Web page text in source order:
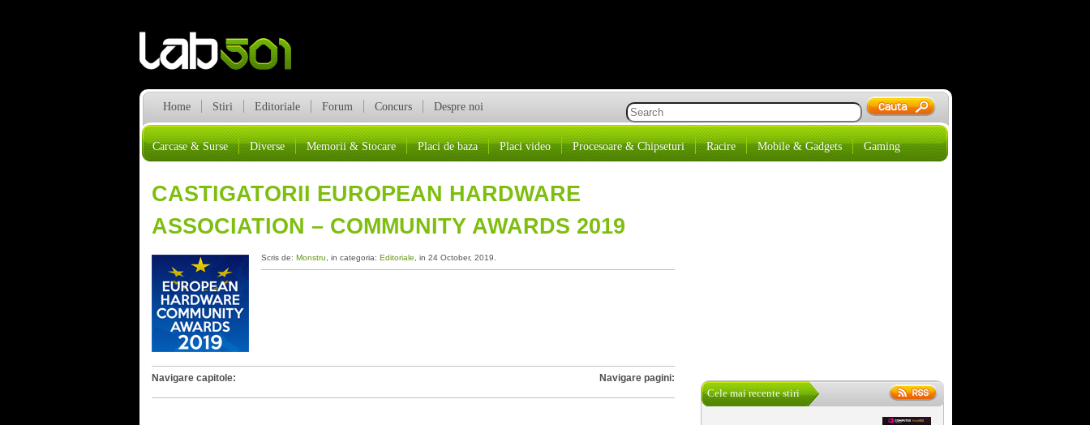
Home Stiri Editoriale Forum Concurs Despre noi
Carcase & Surse Diverse Memorii & Stocare Placi de baza Placi video Procesoare & Chipseturi Racire Mobile & Gadgets Gaming
CASTIGATORII EUROPEAN HARDWARE
ASSOCIATION – COMMUNITY AWARDS 2019
Scris de: Monstru , in categoria: Editoriale , in 24 October, 2019.
Navigare capitole: Navigare pagini:
Cele mai recente stiri